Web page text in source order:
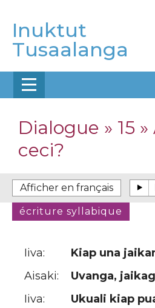
contenu
principal
Inuktut
Tusaalanga
Dialogue » 15
ceci?
Iiva:
Kiap una
Aisaki:
Uvanga,
Iiva:
Ukuali kiap